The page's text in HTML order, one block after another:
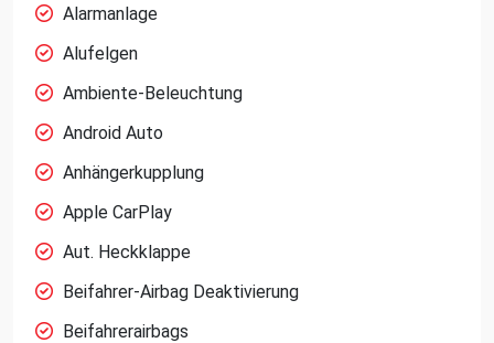
Alarmanlage
Alufelgen
Ambiente-Beleuchtung
Android Auto
Anhängerkupplung
Apple CarPlay
Aut. Heckklappe
Beifahrer-Airbag Deaktivierung
Beifahrerairbags